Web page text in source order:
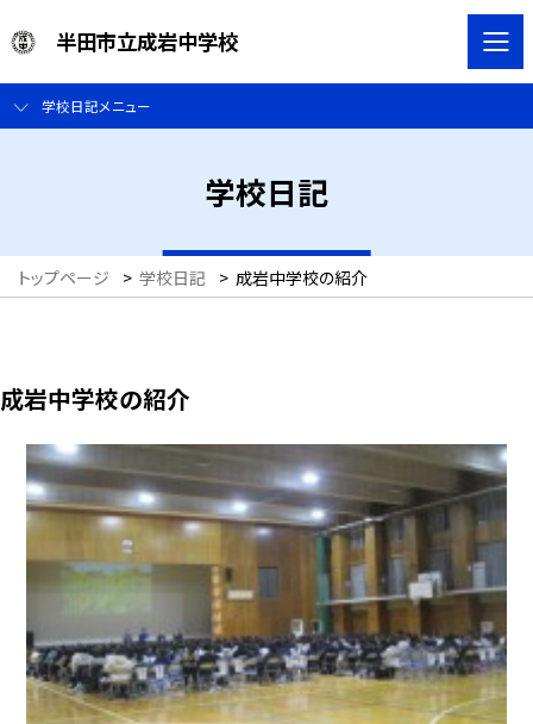
半田市立成岩中学校
学校日記メニュー
学校日記
トップページ > 学校日記 > 成岩中学校の紹介
成岩中学校の紹介